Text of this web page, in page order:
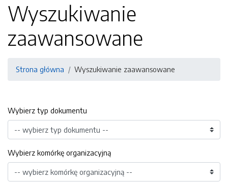
Wyszukiwanie
zaawansowane
Strona główna Wyszukiwanie zaawansowane
Wybierz typ dokumentu
Wybierz komórkę organizacyjną